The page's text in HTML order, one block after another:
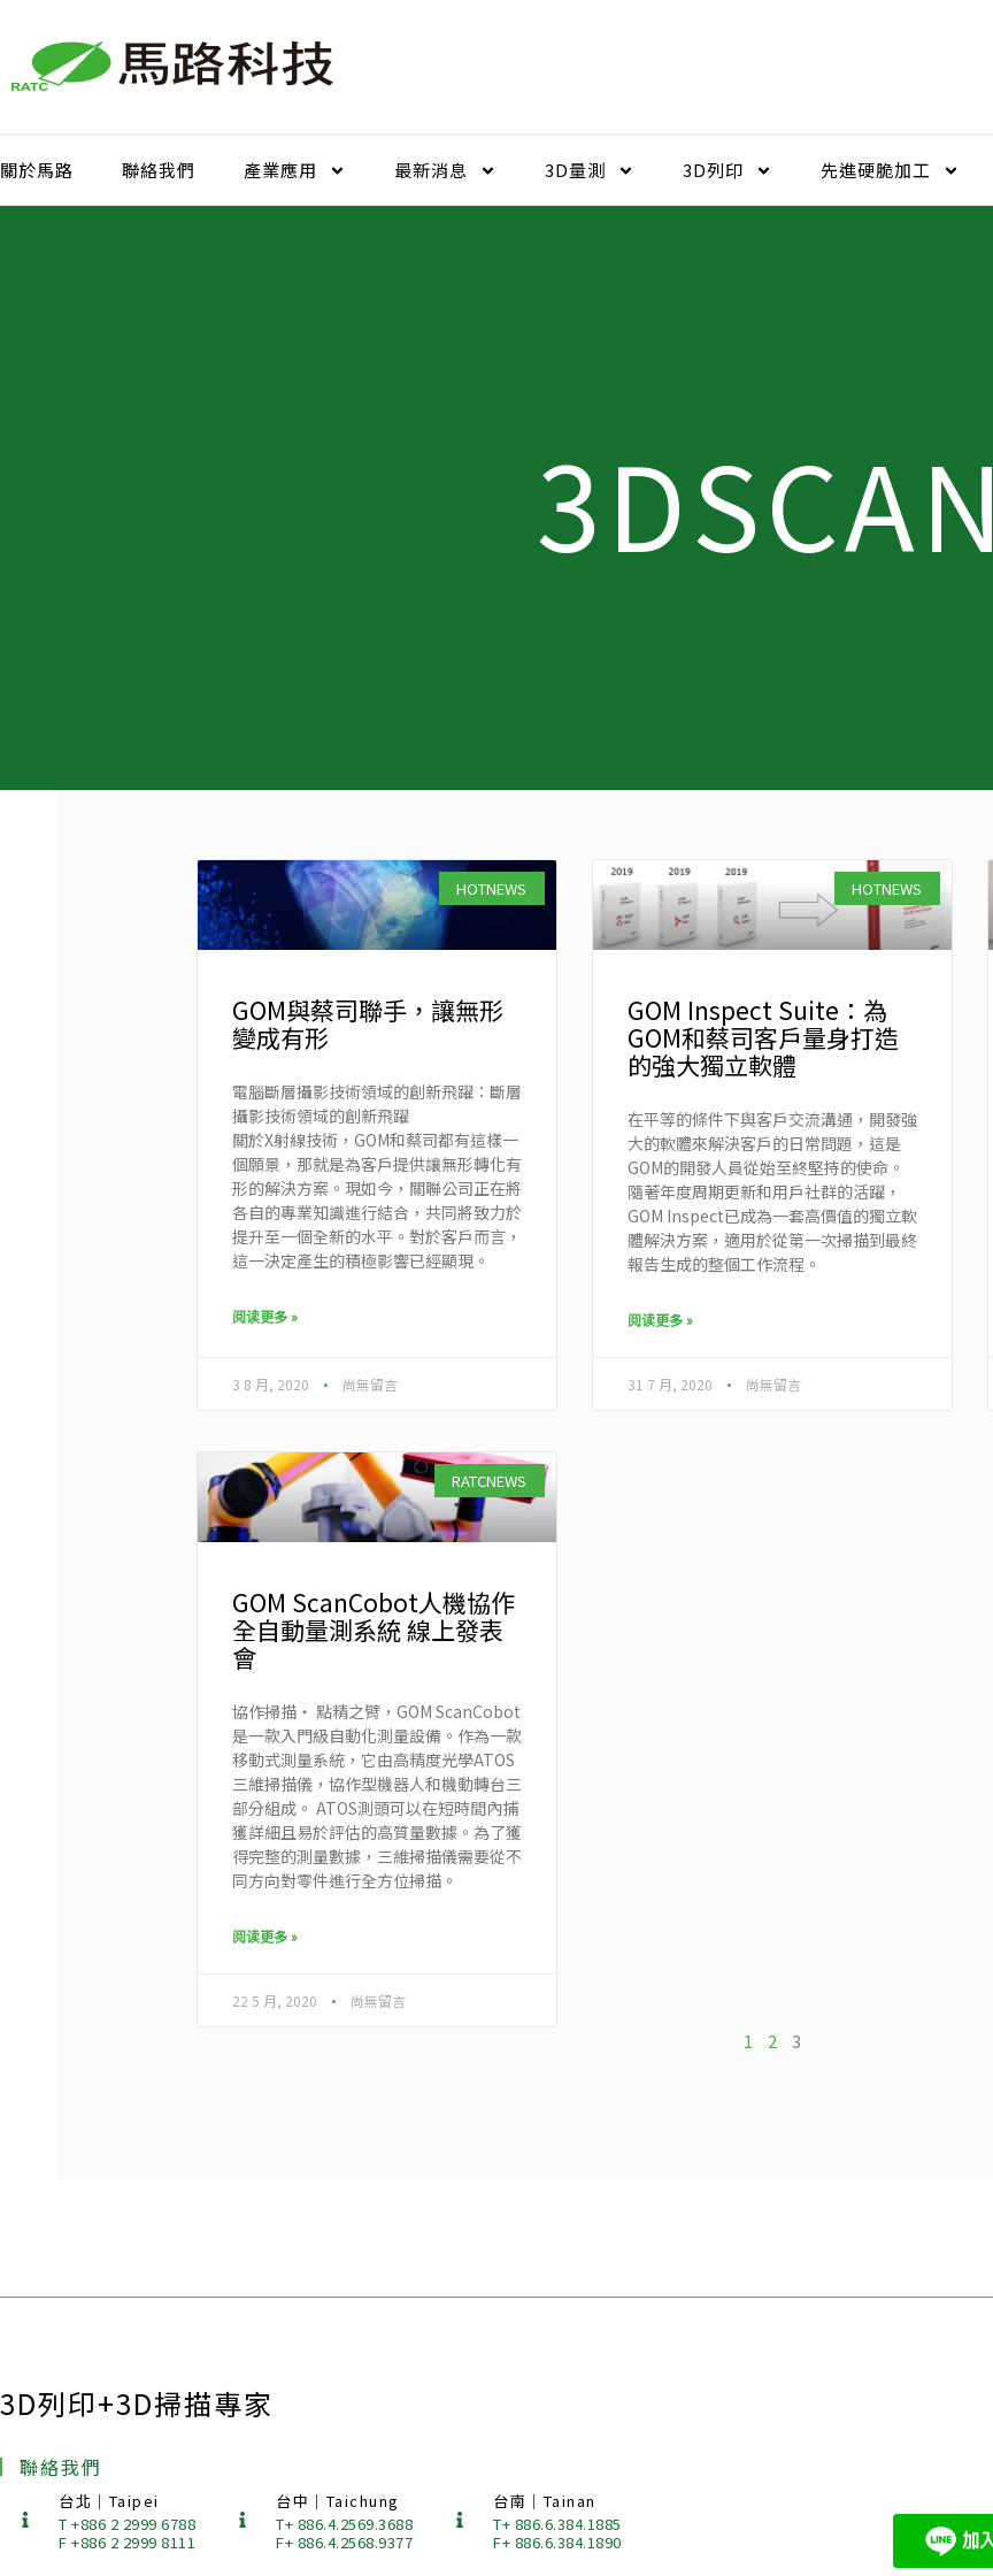
要
關於馬路
聯絡我們 產業應用 最新消息 3D量測 3D列印 先進硬脆加工​
3DSCAN
HOTNEWS
GOM與蔡司聯手，讓無形
變成有形
電腦斷層攝影技術領域的創新飛躍：斷層
攝影技術領域的創新飛躍
關於X射線技術，GOM和蔡司都有這樣一
個願景，那就是為客戶提供讓無形轉化有
形的解決方案。現如今，關聯公司正在將
各自的專業知識進行結合，共同將致力於
提升至一個全新的水平。對於客戶而言，
這一決定產生的積極影響已經顯現。
阅读更多 »
3 8 月, 2020 尚無留言
HOTNEWS
GOM Inspect Suite：為
GOM和蔡司客戶量身打造
的強大獨立軟體
在平等的條件下與客戶交流溝通，開發強
大的軟體來解決客戶的日常問題，這是
GOM的開發人員從始至終堅持的使命。
隨著年度周期更新和用戶社群的活躍，
GOM Inspect已成為一套高價值的獨立軟
體解決方案，適用於從第一次掃描到最終
報告生成的整個工作流程。
阅读更多 »
31 7 月, 2020 尚無留言
RATCNEWS
GOM ScanCobot人機協作
全自動量測系統 線上發表
會
協作掃描‧ 點精之臂，GOM ScanCobot
是一款入門級自動化測量設備。作為一款
移動式測量系統，它由高精度光學ATOS
三維掃描儀，協作型機器人和機動轉台三
部分組成。 ATOS測頭可以在短時間內捕
獲詳細且易於評估的高質量數據。為了獲
得完整的測量數據，三維掃描儀需要從不
同方向對零件進行全方位掃描。
阅读更多 »
22 5 月, 2020 尚無留言
1 2 3
3D列印+3D掃描專家
聯絡我們
台北｜Taipei
T +886 2 2999 6788
F +886 2 2999 8111
台中｜Taichung
T+ 886.4.2569.3688
F+ 886.4.2568.9377
台南｜Tainan
T+ 886.6.384.1885
F+ 886.6.384.1890